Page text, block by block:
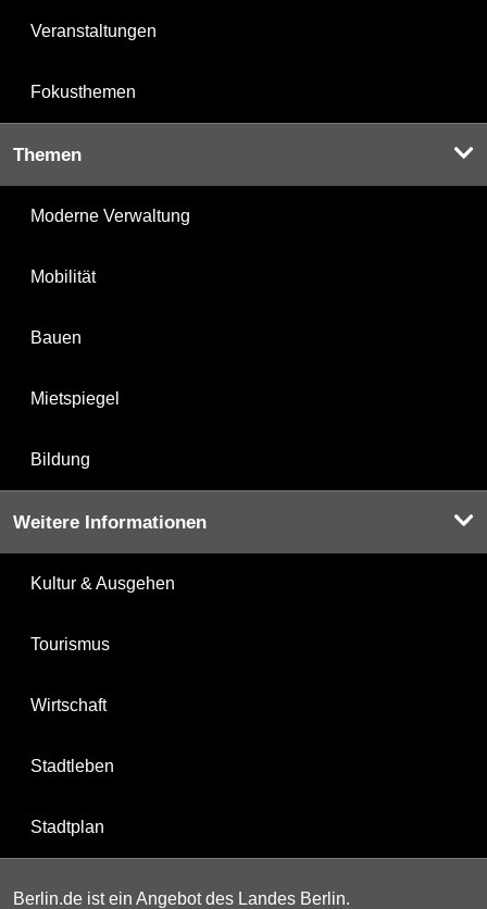
Veranstaltungen
Fokusthemen
Themen
Moderne Verwaltung
Mobilität
Bauen
Mietspiegel
Bildung
Weitere Informationen
Kultur & Ausgehen
Tourismus
Wirtschaft
Stadtleben
Stadtplan
Berlin.de ist ein Angebot des Landes Berlin.